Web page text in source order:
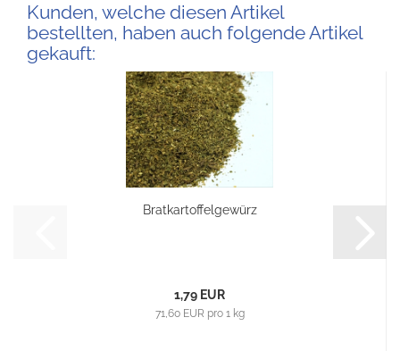
Kunden, welche diesen Artikel
bestellten, haben auch folgende Artikel
gekauft:
Bratkartoffelgewürz
1,79 EUR
71,60 EUR pro 1 kg